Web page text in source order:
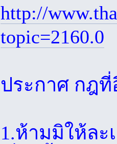
http://
topic=2160.0
ประกาศ กฎ
1.ห้ามมิให้ล